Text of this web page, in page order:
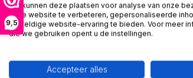
9,5
Meer informatie?
We helpen graag
week: 06-23643267
We kunnen deze plaatsen voor analyse van onze
onze website te verbeteren, gepersonaliseerde
geweldige website-ervaring te bieden. Voor meer
die we gebruiken opent u de instellingen.
Accepteer alles